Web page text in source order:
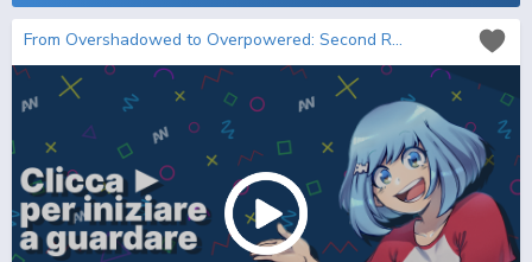
From Overshadowed to Overpowered: Second Reincarnation of a Talentless Sage